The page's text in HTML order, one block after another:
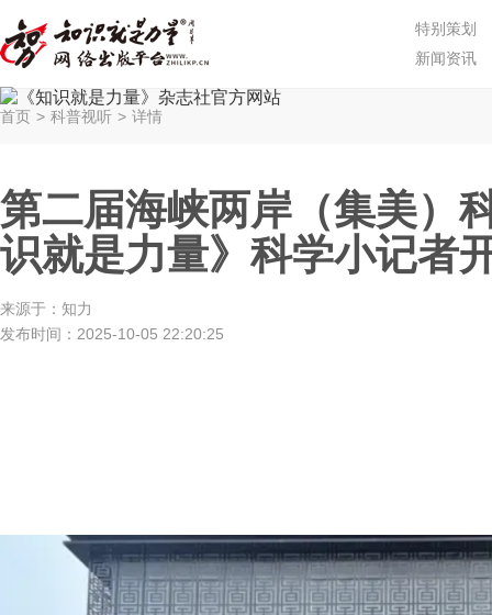
特别策划
新闻资讯
首页 > 科普视听 > 详情
第二届海峡两岸（集美）
识就是力量》科学小记者
来源于： 知力
发布时间： 2025-10-05 22:20:25